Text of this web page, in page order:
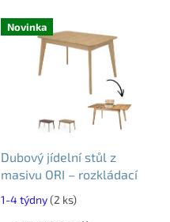
Novinka
Dubový jídelní stůl z
masivu ORI – rozkládací
1-4 týdny(2 ks)